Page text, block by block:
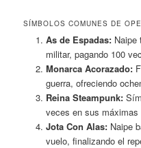
SÍMBOLOS COMUNES DE
As de Espadas:Naipe
militar, pagando 100
Monarca Acorazado:
guerra, ofreciendo
Reina Steampunk:
veces en sus máximas
Jota Con Alas:Naipe
vuelo, finalizando el